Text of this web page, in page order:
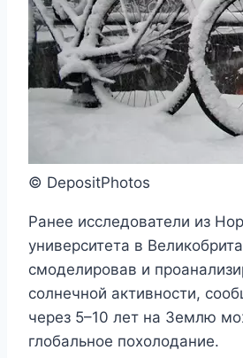
© DepositPhotos
Ранее исследователи из
университета в
смоделировав и
солнечной активности,
через 5–10 лет на Землю
глобальное похолодание.